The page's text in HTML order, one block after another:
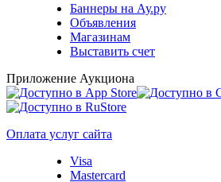
Баннеры на Ау.ру
Объявления
Магазинам
Выставить счет
Приложение Аукциона
Оплата услуг сайта
Visa
Mastercard